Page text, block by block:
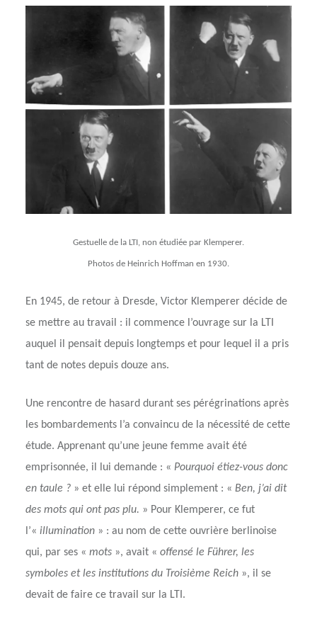
Gestuelle de la LTI, non étudiée par Klemperer.
Photos de Heinrich Hoffman en 1930.
En 1945, de retour à Dresde, Victor Klemperer décide de
se mettre au travail : il commence l’ouvrage sur la LTI
auquel il pensait depuis longtemps et pour lequel il a pris
tant de notes depuis douze ans.
Une rencontre de hasard durant ses pérégrinations après
les bombardements l’a convaincu de la nécessité de cette
étude. Apprenant qu’une jeune femme avait été
emprisonnée, il lui demande : « Pourquoi étiez-vous donc
en taule ?» et elle lui répond simplement : « Ben, j’ai dit
des mots qui ont pas plu. » Pour Klemperer, ce fut
l’« illumination» : au nom de cette ouvrière berlinoise
qui, par ses « mots», avait « offensé le Führer, les
symboles et les institutions du Troisième Reich», il se
devait de faire ce travail sur la LTI.